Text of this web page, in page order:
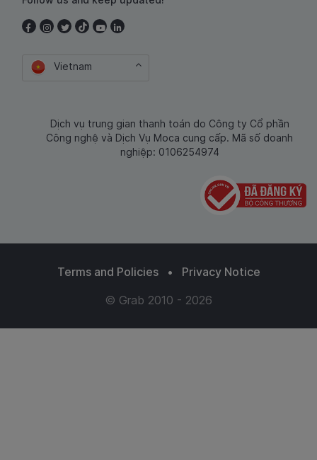
Vietnam
Dịch vụ trung gian thanh toán do Công ty Cổ phần
Công nghệ và Dịch Vụ Moca cung cấp. Mã số doanh
nghiệp: 0106254974
Terms and Policies •
Privacy Notice
© Grab 2010 - 2026